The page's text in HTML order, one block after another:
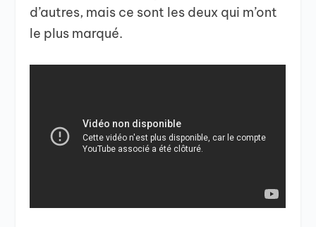
d’autres, mais ce sont les deux qui m’ont
le plus marqué.